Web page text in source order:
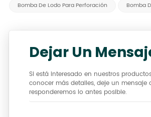
Bomba De Lodo Para Perforación
Bomba
Dejar Un
Si está interesado en nuestros
conocer más detalles, deje un mensaje
responderemos lo antes posible.